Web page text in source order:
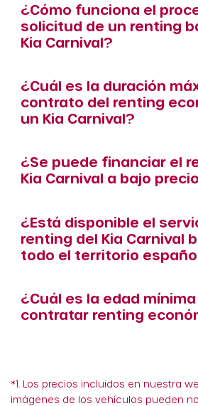
¿Cómo funciona el
solicitud de un renting
Kia Carnival?
¿Cuál es la duración
contrato del renting
un Kia Carnival?
¿Se puede financiar el
Kia Carnival a bajo
¿Está disponible el
renting del Kia Carnival
todo el territorio
¿Cuál es la edad
contratar renting
*1. Los precios incluidos en nuestra
imágenes de los vehículos pueden